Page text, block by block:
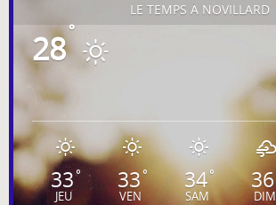
LE TEMPS À NOVILLARD
28°
33°
JEU
33°
VEN
34°
SAM
36
DIM